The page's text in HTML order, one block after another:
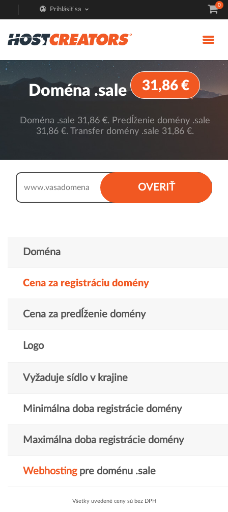
Prihlásiť sa
0
Doména .sale 31,86 €
Doména .sale 31,86 €. Predĺženie domény .sale
31,86 €. Transfer domény .sale 31,86 €.
OVERIŤ
www.
Doména
Cena za registráciu domény
Cena za predĺženie domény
Logo
Vyžaduje sídlo v krajine
Minimálna doba registrácie domény
Maximálna doba registrácie domény
Webhostingpre doménu .sale
Všetky uvedené ceny sú bez DPH